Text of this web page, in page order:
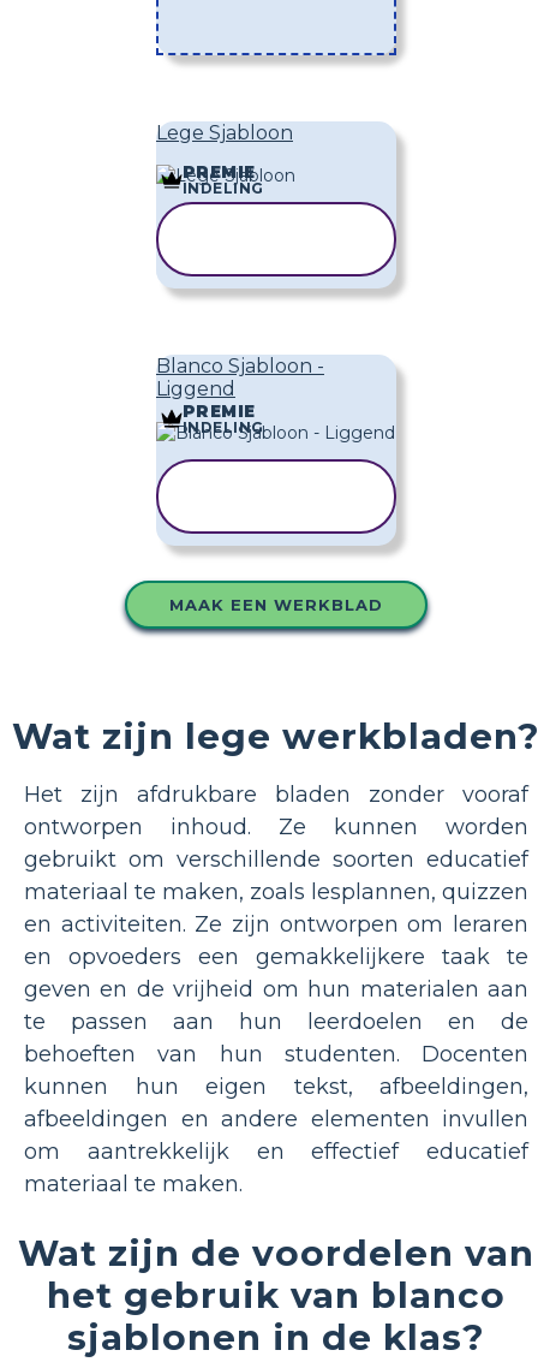
Lege Sjabloon
PREMIE
INDELING
Blanco Sjabloon -
Liggend
PREMIE
INDELING
MAAK EEN WERKBLAD
Wat zijn lege
Het zijn afdrukbare bladen zonder vooraf
ontworpen inhoud. Ze kunnen worden
gebruikt om verschillende soorten educatief
materiaal te maken, zoals lesplannen, quizzen
en activiteiten. Ze zijn ontworpen om leraren
en opvoeders een gemakkelijkere taak te
geven en de vrijheid om hun materialen aan
te passen aan hun leerdoelen en de
behoeften van hun studenten. Docenten
kunnen hun eigen tekst, afbeeldingen,
afbeeldingen en andere elementen invullen
om aantrekkelijk en effectief educatief
materiaal te maken.
Wat zijn de voordelen van
het gebruik van blanco
sjablonen in de klas?